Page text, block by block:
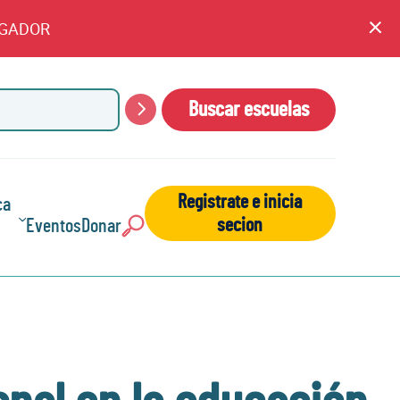
Buscar Buscar escuelas
EventosDonarBuscar:
Registrate e inicia
secion